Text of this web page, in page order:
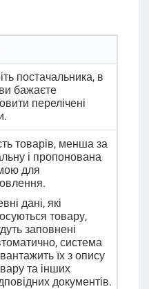
постачальника, в
бажаєте
перелічені
товарів, менша за
і пропонована
для
дані, які
товару,
заповнені
система
їх з опису
та інших
документів.